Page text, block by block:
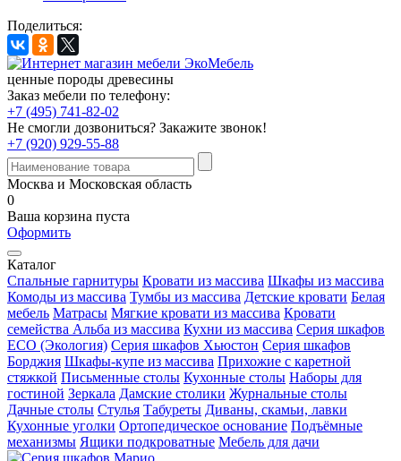
Поделиться:
ценные породы древесины
Заказ мебели по телефону:
+7 (495) 741-82-02
Не смогли дозвониться? Закажите звонок!
+7 (920) 929-55-88
Москва и Московская область
0
Ваша корзина пуста
Оформить
Каталог
Спальные гарнитуры Кровати из массива Шкафы из массива
Комоды из массива Тумбы из массива Детские кровати Белая
мебель Матрасы Мягкие кровати из массива Кровати
семейства Альба из массива Кухни из массива Серия шкафов
ECO (Экология) Серия шкафов Хьюстон Серия шкафов
Борджия Шкафы-купе из массива Прихожие с каретной
стяжкой Письменные столы Кухонные столы Наборы для
гостиной Зеркала Дамские столики Журнальные столы
Дачные столы Стулья Табуреты Диваны, скамьи, лавки
Кухонные уголки Ортопедическое основание Подъёмные
механизмы Ящики подкроватные Мебель для дачи